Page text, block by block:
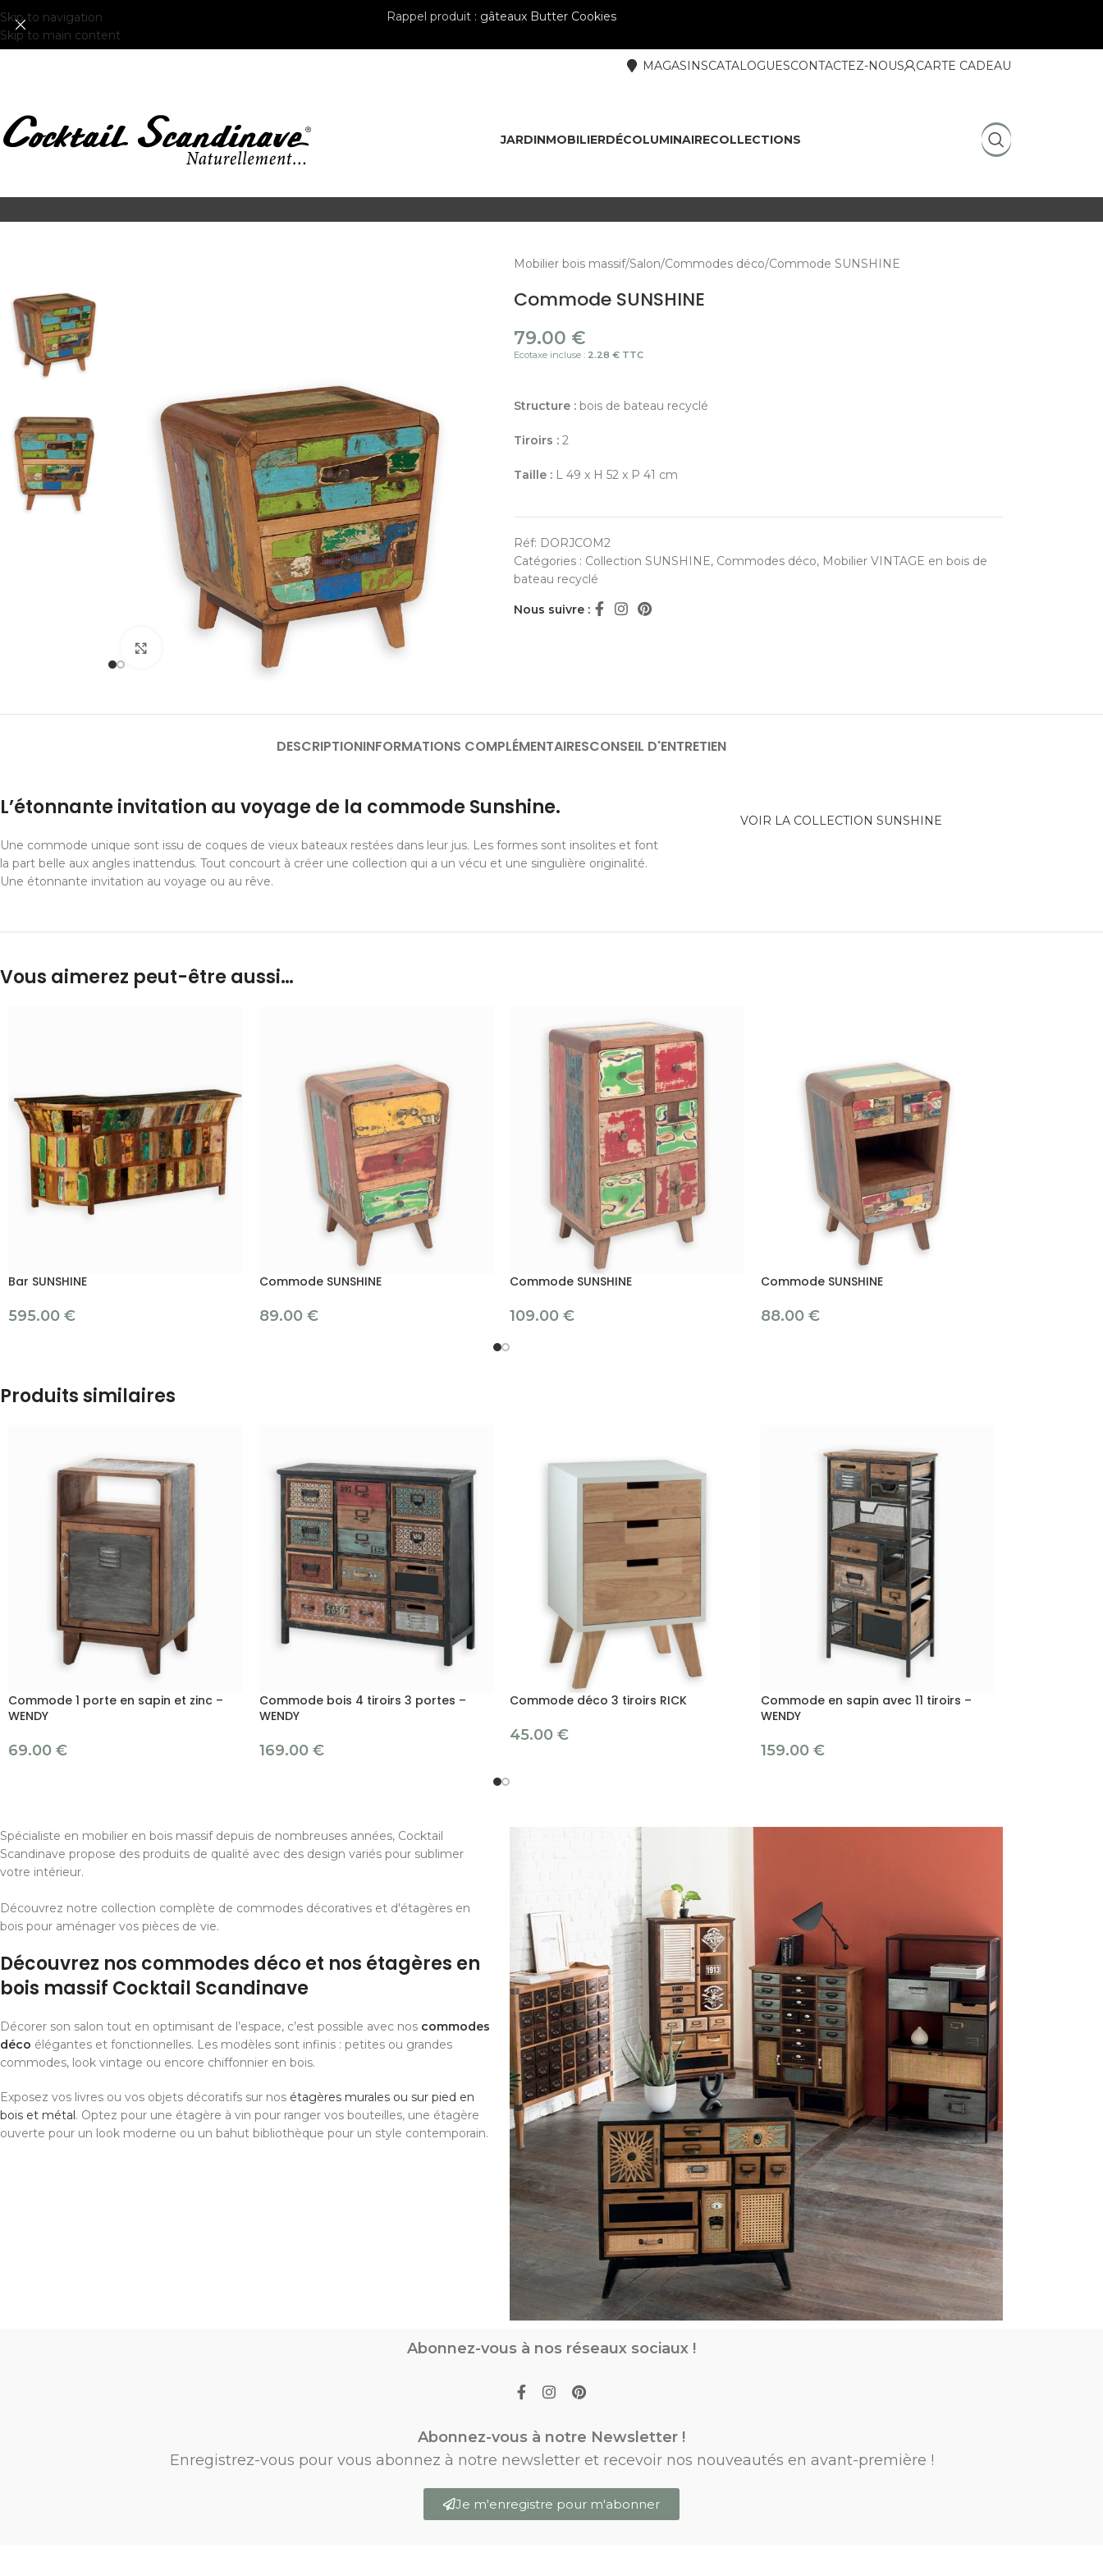
Skip to navigation
Skip to main content
Rappel produit : gâteaux Butter Cookies
MAGASINSCATALOGUESCONTACTEZ-NOUS CARTE CADEAU
JARDINMOBILIERDÉCOLUMINAIRECOLLECTIONS
Cliquer pour agrandir
Mobilier bois massif Salon Commodes déco Commode SUNSHINE
Commode SUNSHINE
79.00 €
Ecotaxe incluse :2.28 € TTC
Structure :bois de bateau recyclé
Tiroirs :2
Taille :L 49 x H 52 x P 41 cm
Réf: DORJCOM2
Catégories : Collection SUNSHINE, Commodes déco, Mobilier VINTAGE en bois de
bateau recyclé
Nous suivre :
DESCRIPTIONINFORMATIONS COMPLÉMENTAIRESCONSEIL D'ENTRETIEN
L’étonnante invitation au voyage de la commode Sunshine.
Une commode unique sont issu de coques de vieux bateaux restées dans leur jus. Les formes sont insolites et font
la part belle aux angles inattendus. Tout concourt à créer une collection qui a un vécu et une singulière originalité.
Une étonnante invitation au voyage ou au rêve.
VOIR LA COLLECTION SUNSHINE
Vous aimerez peut-être aussi…
Bar SUNSHINE
595.00 €
Commode SUNSHINE
89.00 €
Commode SUNSHINE
109.00 €
Commode SUNSHINE
88.00 €
Produits similaires
Commode 1 porte en sapin et zinc –
WENDY
69.00 €
Commode bois 4 tiroirs 3 portes –
WENDY
169.00 €
Commode déco 3 tiroirs RICK
45.00 €
Commode en sapin avec 11 tiroirs –
WENDY
159.00 €
Spécialiste en mobilier en bois massif depuis de nombreuses années, Cocktail
Scandinave propose des produits de qualité avec des design variés pour sublimer
votre intérieur.
Découvrez notre collection complète de commodes décoratives et d'étagères en
bois pour aménager vos pièces de vie.
Découvrez nos commodes déco et nos étagères en
bois massif Cocktail Scandinave
Décorer son salon tout en optimisant de l’espace, c’est possible avec nos commodes
déco élégantes et fonctionnelles. Les modèles sont infinis : petites ou grandes
commodes, look vintage ou encore chiffonnier en bois.
Exposez vos livres ou vos objets décoratifs sur nos étagères murales ou sur pied en
bois et métal. Optez pour une étagère à vin pour ranger vos bouteilles, une étagère
ouverte pour un look moderne ou un bahut bibliothèque pour un style contemporain.
Abonnez-vous à nos réseaux sociaux !
Abonnez-vous à notre Newsletter !
Enregistrez-vous pour vous abonnez à notre newsletter et recevoir nos nouveautés en avant-première !
Je m'enregistre pour m'abonner